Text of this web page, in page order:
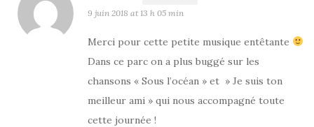
9 juin 2018 at 13 h 05 min
Merci pour cette petite musique entêtante
Dans ce parc on a plus buggé sur les
chansons « Sous l’océan » et » Je suis ton
meilleur ami » qui nous accompagné toute
cette journée !